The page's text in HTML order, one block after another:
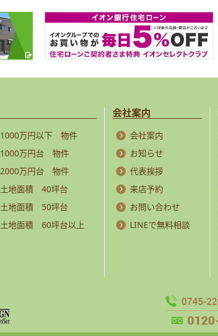
1000万円以下 物件
1000万円台 物件
2000万円台 物件
土地面積 40坪台
土地面積 50坪台
土地面積 60坪台以上
会社案内
会社案内
お知らせ
代表挨拶
来店予約
お問い合わせ
LINEで無料相談